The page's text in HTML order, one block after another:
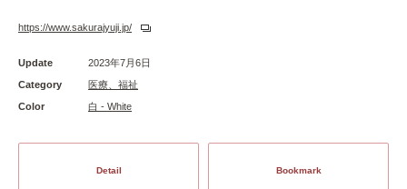
https://www.sakurajyuji.jp/
Update
2023年7月6日
Category
医療、福祉
Color
白 - White
Detail Bookmark